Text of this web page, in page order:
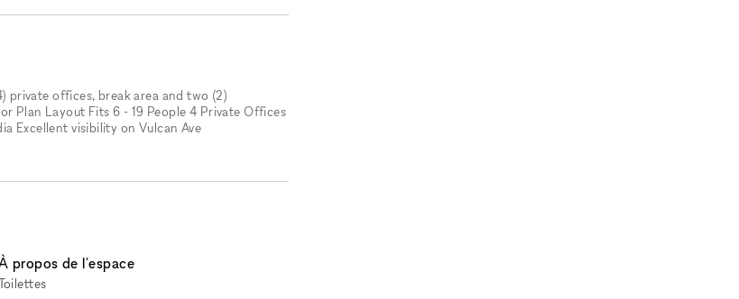
private offices, break area and two (2)
Plan Layout Fits 6 - 19 People 4 Private Offices
Excellent visibility on Vulcan Ave
propos de l'espace